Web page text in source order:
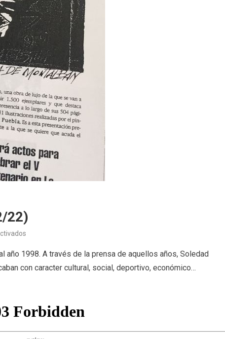
22)
de
prensa
año 1998. A través de la prensa de aquellos años, Soledad
con caracter cultural, social, deportivo, económico…